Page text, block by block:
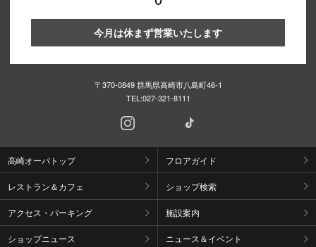
今月は休まず営業いたします
〒370-0849 群馬県高崎市八島町46-1
TEL:027-321-8111
高崎オーパトップ フロアガイド
レストラン＆カフェ ショップ検索
アクセス・パーキング 施設案内
ショップニュース ニュース＆イベント